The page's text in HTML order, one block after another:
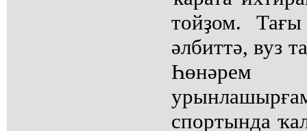
тойҙом.
әлбиттә, вуз
спортында